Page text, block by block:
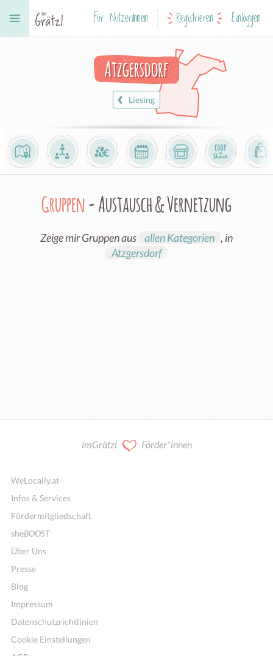
Für NutzerInnen Registrieren Einloggen
Atzgersdorf
Liesing
Gruppen- Austausch & Vernetzung
Zeige mir Gruppen aus allen Kategorien , in
Atzgersdorf
imGrätzl Förder*innen
WeLocally.at
Infos & Services
Fördermitgliedschaft
sheBOOST
Über Uns
Presse
Blog
Impressum
Datenschutzrichtlinien
Cookie Einstellungen